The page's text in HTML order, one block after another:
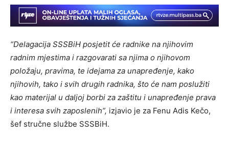
“Delagacija SSSBiH posjetit će radnike na njihovim
radnim mjestima i razgovarati sa njima o njihovom
položaju, pravima, te idejama za unapređenje, kako
njihovih, tako i svih drugih radnika, što će nam poslužiti
kao materijal u daljoj borbi za zaštitu i unapređenje prava
i interesa svih zaposlenih”, izjavio je za Fenu Adis Kečo,
šef stručne službe SSSBiH.